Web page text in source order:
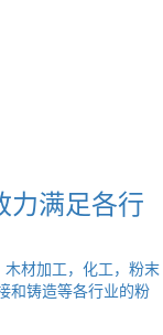
力满足各行
材加工，化工，粉末
和铸造等各行业的粉